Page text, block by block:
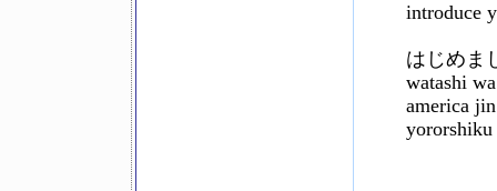
introduce
はじめま
watashi
america
yororshiku